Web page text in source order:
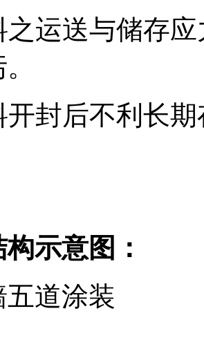
之运送与储存
开封后不利长
示意图：
道涂装